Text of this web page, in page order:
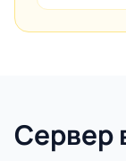
Сервер